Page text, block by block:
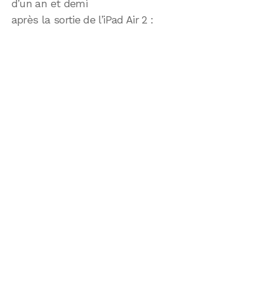
d’un an et demi
après la sortie de l’iPad Air 2 :